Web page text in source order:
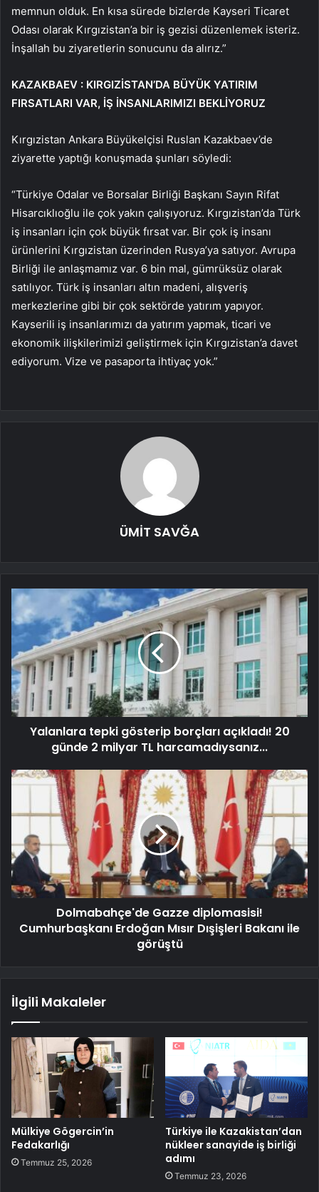
memnun olduk. En kısa sürede bizlerde Kayseri Ticaret
Odası olarak Kırgızistan’a bir iş gezisi düzenlemek isteriz.
İnşallah bu ziyaretlerin sonucunu da alırız.”
KAZAKBAEV : KIRGIZİSTAN’DA BÜYÜK YATIRIM
FIRSATLARI VAR, İŞ İNSANLARIMIZI BEKLİYORUZ
Kırgızistan Ankara Büyükelçisi Ruslan Kazakbaev’de
ziyarette yaptığı konuşmada şunları söyledi:
“Türkiye Odalar ve Borsalar Birliği Başkanı Sayın Rifat
Hisarcıklıoğlu ile çok yakın çalışıyoruz. Kırgızistan’da Türk
iş insanları için çok büyük fırsat var. Bir çok iş insanı
ürünlerini Kırgızistan üzerinden Rusya’ya satıyor. Avrupa
Birliği ile anlaşmamız var. 6 bin mal, gümrüksüz olarak
satılıyor. Türk iş insanları altın madeni, alışveriş
merkezlerine gibi bir çok sektörde yatırım yapıyor.
Kayserili iş insanlarımızı da yatırım yapmak, ticari ve
ekonomik ilişkilerimizi geliştirmek için Kırgızistan’a davet
ediyorum. Vize ve pasaporta ihtiyaç yok.”
ÜMİT SAVĞA
Yalanlara tepki gösterip borçları açıkladı! 20
günde 2 milyar TL harcamadıysanız...
Dolmabahçe'de Gazze diplomasisi!
Cumhurbaşkanı Erdoğan Mısır Dışişleri Bakanı ile
görüştü
İlgili Makaleler
Mülkiye Gögercin’in
Fedakarlığı
Temmuz 25, 2026
Türkiye ile Kazakistan’dan
nükleer sanayide iş birliği
adımı
Temmuz 23, 2026